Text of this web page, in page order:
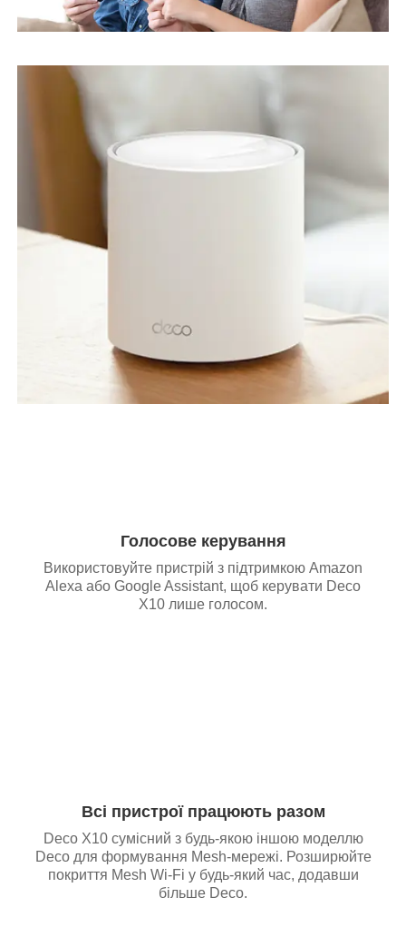
Голосове керування
Використовуйте пристрій з підтримкою Amazon
Alexa або Google Assistant, щоб керувати Deco
X10 лише голосом.
Всі пристрої працюють разом
Deco X10 сумісний з будь-якою іншою моделлю
Deco для формування Mesh-мережі. Розширюйте
покриття Mesh Wi-Fi у будь-який час, додавши
більше Deco.